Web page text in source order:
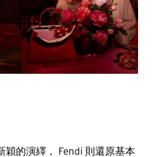
穎的演繹， Fendi 則還原基本